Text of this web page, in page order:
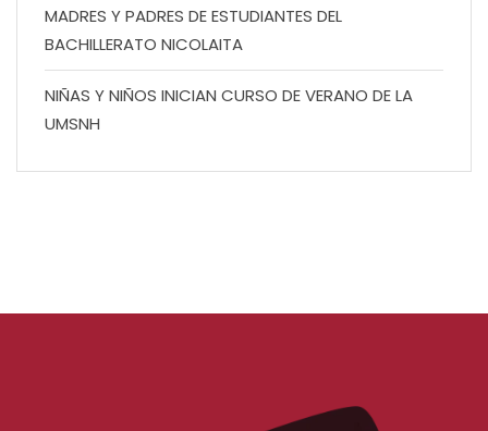
MADRES Y PADRES DE ESTUDIANTES DEL
BACHILLERATO NICOLAITA
NIÑAS Y NIÑOS INICIAN CURSO DE VERANO DE LA
UMSNH